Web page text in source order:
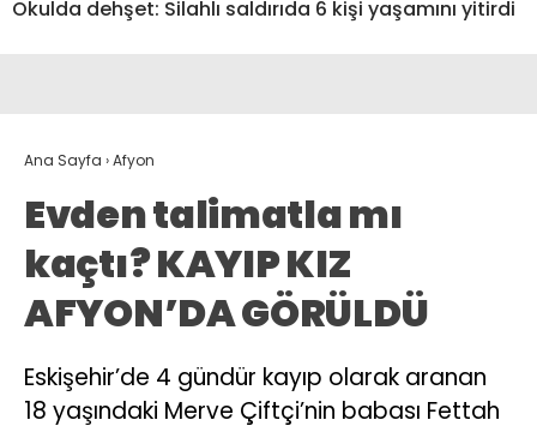
Okulda dehşet: Silahlı saldırıda 6 kişi yaşamını yitirdi
Ana Sayfa ›Afyon
Evden talimatla mı
kaçtı? KAYIP KIZ
AFYON’DA GÖRÜLDÜ
Eskişehir’de 4 gündür kayıp olarak aranan
18 yaşındaki Merve Çiftçi’nin babası Fettah